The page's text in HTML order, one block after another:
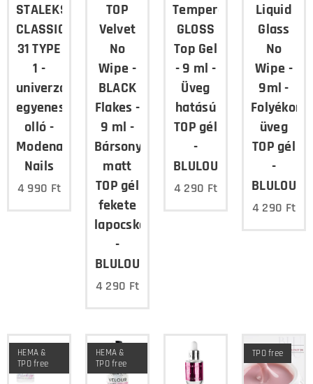
STALEKS
CLASSIC
31 TYPE
1 -
univerzális
egyenes
olló -
Modena
Nails
4 990 Ft
TOP
Velvet
No
Wipe -
BLACK
Flakes -
9 ml -
Bársonyos
matt
TOP gél
fekete
lapocskákkal
-
BLULOU
4 290 Ft
Tempered
GLOSS
Top Gel
- 9 ml -
Üveg
hatású
TOP gél
-
BLULOU
4 290 Ft
Liquid
Glass
No
Wipe -
9ml -
Folyékony
üveg
TOP gél
-
BLULOU
4 290 Ft
HEMA &
TPO free
HEMA &
TPO free
TPO free